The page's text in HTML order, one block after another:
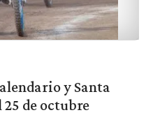
y Santa
de octubre